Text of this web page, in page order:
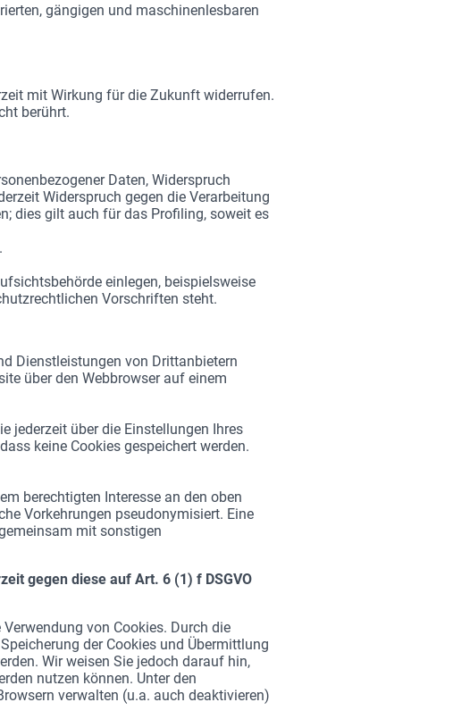
gängigen und maschinenlesbaren
mit Wirkung für die Zukunft widerrufen.
berührt.
Daten, Widerspruch
Widerspruch gegen die Verarbeitung
dies gilt auch für das Profiling, soweit es
einlegen, beispielsweise
Vorschriften steht.
Dienstleistungen von Drittanbietern
über den Webbrowser auf einem
jederzeit über die Einstellungen Ihres
keine Cookies gespeichert werden.
berechtigten Interesse an den oben
Vorkehrungen pseudonymisiert. Eine
mit sonstigen
gegen diese auf Art. 6 (1) f DSGVO
von Cookies. Durch die
der Cookies und Übermittlung
Wir weisen Sie jedoch darauf hin,
nutzen können. Unter den
verwalten (u.a. auch deaktivieren)